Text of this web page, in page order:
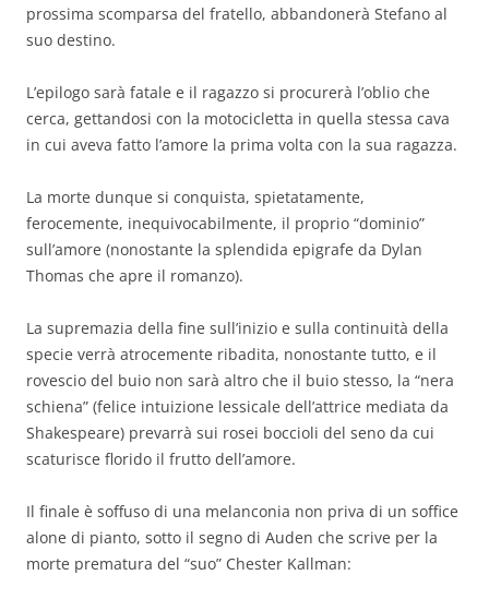
prossima scomparsa del fratello, abbandonerà Stefano al
suo destino.
L’epilogo sarà fatale e il ragazzo si procurerà l’oblio che
cerca, gettandosi con la motocicletta in quella stessa cava
in cui aveva fatto l’amore la prima volta con la sua ragazza.
La morte dunque si conquista, spietatamente,
ferocemente, inequivocabilmente, il proprio “dominio”
sull’amore (nonostante la splendida epigrafe da Dylan
Thomas che apre il romanzo).
La supremazia della fine sull’inizio e sulla continuità della
specie verrà atrocemente ribadita, nonostante tutto, e il
rovescio del buio non sarà altro che il buio stesso, la “nera
schiena” (felice intuizione lessicale dell’attrice mediata da
Shakespeare) prevarrà sui rosei boccioli del seno da cui
scaturisce florido il frutto dell’amore.
Il finale è soffuso di una melanconia non priva di un soffice
alone di pianto, sotto il segno di Auden che scrive per la
morte prematura del “suo” Chester Kallman: